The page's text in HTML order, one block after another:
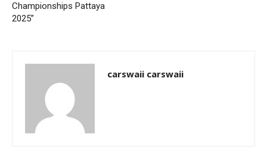
Championships Pattaya
2025”
carswaii carswaii